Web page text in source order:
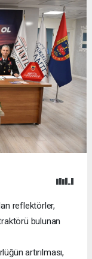
reflektörler,
bulunan
artırılması,